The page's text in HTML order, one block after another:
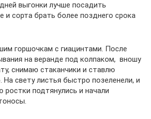
выгонки лучше посадить
и сорта брать более позднего срока
горшочкам с гиацинтами. После
на веранде под колпаком, вношу
снимаю стаканчики и ставлю
На свету листья быстро позеленели, и
подтянулись и начали